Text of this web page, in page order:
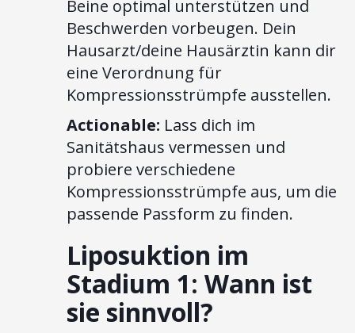
Beine optimal unterstützen und
Beschwerden vorbeugen. Dein
Hausarzt/deine Hausärztin kann dir
eine Verordnung für
Kompressionsstrümpfe ausstellen.
Actionable: Lass dich im
Sanitätshaus vermessen und
probiere verschiedene
Kompressionsstrümpfe aus, um die
passende Passform zu finden.
Liposuktion im
Stadium 1: Wann ist
sie sinnvoll?